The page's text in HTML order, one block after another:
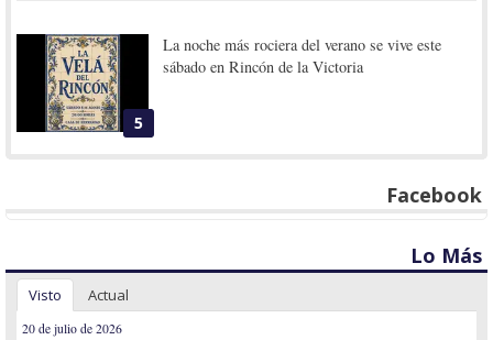
5
La noche más rociera del verano se vive este
sábado en Rincón de la Victoria
Facebook
Lo Más
Visto Actual
20 de julio de 2026